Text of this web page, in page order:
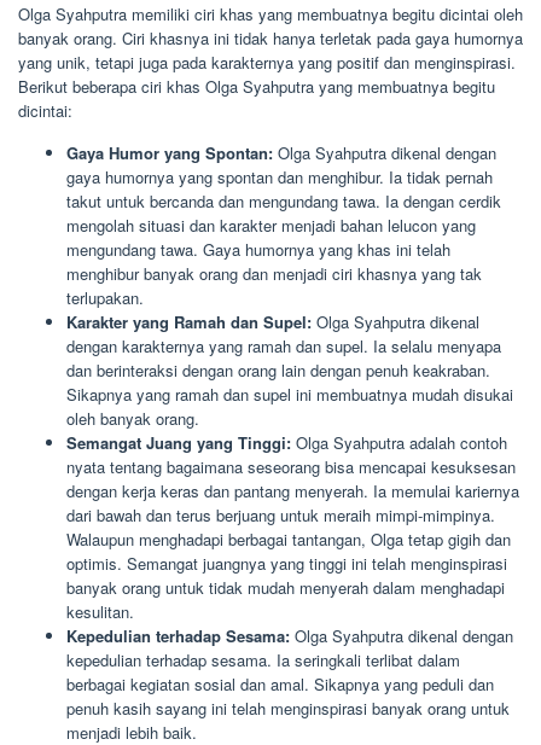
Olga Syahputra memiliki ciri khas yang membuatnya begitu dicintai oleh
banyak orang. Ciri khasnya ini tidak hanya terletak pada gaya humornya
yang unik, tetapi juga pada karakternya yang positif dan menginspirasi.
Berikut beberapa ciri khas Olga Syahputra yang membuatnya begitu
dicintai:
Gaya Humor yang Spontan: Olga Syahputra dikenal dengan
gaya humornya yang spontan dan menghibur. Ia tidak pernah
takut untuk bercanda dan mengundang tawa. Ia dengan cerdik
mengolah situasi dan karakter menjadi bahan lelucon yang
mengundang tawa. Gaya humornya yang khas ini telah
menghibur banyak orang dan menjadi ciri khasnya yang tak
terlupakan.
Karakter yang Ramah dan Supel: Olga Syahputra dikenal
dengan karakternya yang ramah dan supel. Ia selalu menyapa
dan berinteraksi dengan orang lain dengan penuh keakraban.
Sikapnya yang ramah dan supel ini membuatnya mudah disukai
oleh banyak orang.
Semangat Juang yang Tinggi: Olga Syahputra adalah contoh
nyata tentang bagaimana seseorang bisa mencapai kesuksesan
dengan kerja keras dan pantang menyerah. Ia memulai kariernya
dari bawah dan terus berjuang untuk meraih mimpi-mimpinya.
Walaupun menghadapi berbagai tantangan, Olga tetap gigih dan
optimis. Semangat juangnya yang tinggi ini telah menginspirasi
banyak orang untuk tidak mudah menyerah dalam menghadapi
kesulitan.
Kepedulian terhadap Sesama: Olga Syahputra dikenal dengan
kepedulian terhadap sesama. Ia seringkali terlibat dalam
berbagai kegiatan sosial dan amal. Sikapnya yang peduli dan
penuh kasih sayang ini telah menginspirasi banyak orang untuk
menjadi lebih baik.